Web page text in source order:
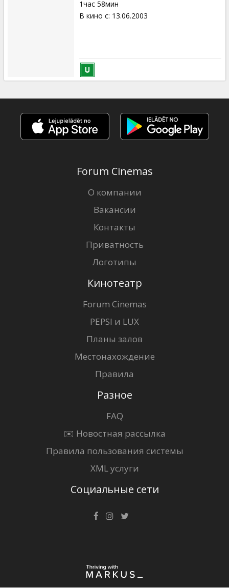
1час 58мин
В кино с: 13.06.2003
Forum Cinemas
О компании
Вакансии
Контакты
Приватность
Логотипы
Кинотеатр
Forum Cinemas
PEPSI и LUX
Планы залов
Местонахождение
Правила
Разное
FAQ
✉️ Новостная рассылка
Правила пользования системы
XML услуги
Социальные сети